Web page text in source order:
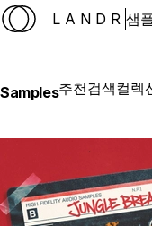
LANDR 샘
Samples추천검색컬렉